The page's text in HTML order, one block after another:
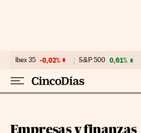
Ibex 35 -0,02% S&P 500 0,61%
Empresas y finanzas